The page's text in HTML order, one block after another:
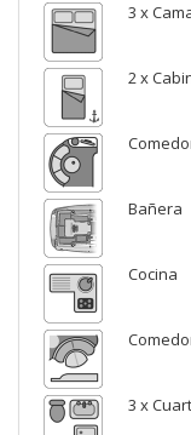
3 x
2 x
Bañera
Cocina
3 x